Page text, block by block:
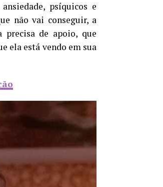
psíquicos e
não vai conseguir, a
de apoio, que
ela está vendo em sua